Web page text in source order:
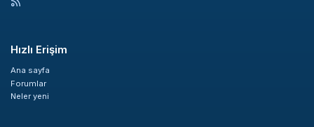
Hızlı Erişim
Ana sayfa
Forumlar
Neler yeni